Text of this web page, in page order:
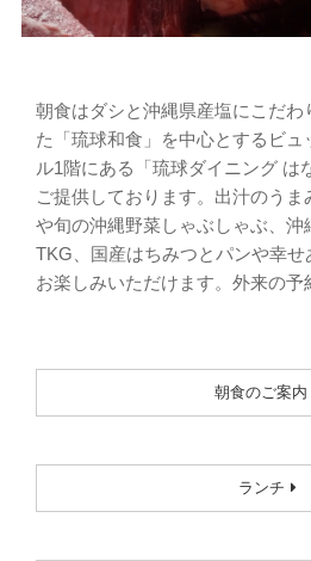
朝食はダシと沖縄県産塩にこだわ
た「琉球和食」を中心とするビュ
ル1階にある「琉球ダイニング は
ご提供しております。出汁のう
や旬の沖縄野菜しゃぶしゃぶ、沖
TKG、国産はちみつとパンや幸
お楽しみいただけます。外来の予
朝食のご案内
ランチ